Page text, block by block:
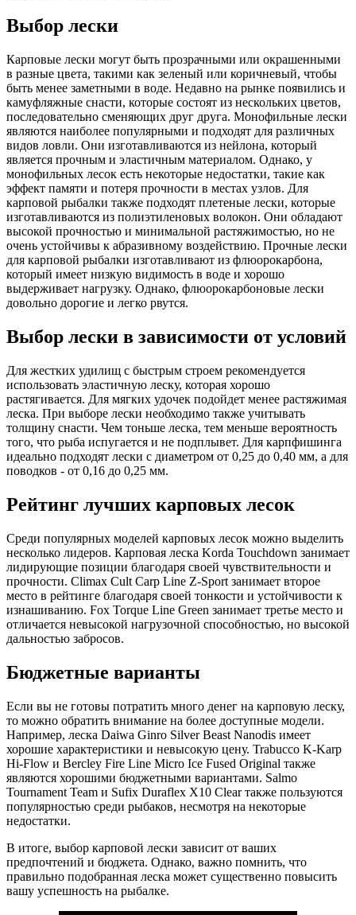
Выбор лески
Карповые лески могут быть прозрачными или окрашенными
в разные цвета, такими как зеленый или коричневый, чтобы
быть менее заметными в воде. Недавно на рынке появились и
камуфляжные снасти, которые состоят из нескольких цветов,
последовательно сменяющих друг друга. Монофильные лески
являются наиболее популярными и подходят для различных
видов ловли. Они изготавливаются из нейлона, который
является прочным и эластичным материалом. Однако, у
монофильных лесок есть некоторые недостатки, такие как
эффект памяти и потеря прочности в местах узлов. Для
карповой рыбалки также подходят плетеные лески, которые
изготавливаются из полиэтиленовых волокон. Они обладают
высокой прочностью и минимальной растяжимостью, но не
очень устойчивы к абразивному воздействию. Прочные лески
для карповой рыбалки изготавливают из флюорокарбона,
который имеет низкую видимость в воде и хорошо
выдерживает нагрузку. Однако, флюорокарбоновые лески
довольно дорогие и легко рвутся.
Выбор лески в зависимости от условий
Для жестких удилищ с быстрым строем рекомендуется
использовать эластичную леску, которая хорошо
растягивается. Для мягких удочек подойдет менее растяжимая
леска. При выборе лески необходимо также учитывать
толщину снасти. Чем тоньше леска, тем меньше вероятность
того, что рыба испугается и не подплывет. Для карпфишинга
идеально подходят лески с диаметром от 0,25 до 0,40 мм, а для
поводков - от 0,16 до 0,25 мм.
Рейтинг лучших карповых лесок
Среди популярных моделей карповых лесок можно выделить
несколько лидеров. Карповая леска Korda Touchdown занимает
лидирующие позиции благодаря своей чувствительности и
прочности. Climax Cult Carp Line Z-Sport занимает второе
место в рейтинге благодаря своей тонкости и устойчивости к
изнашиванию. Fox Torque Line Green занимает третье место и
отличается невысокой нагрузочной способностью, но высокой
дальностью забросов.
Бюджетные варианты
Если вы не готовы потратить много денег на карповую леску,
то можно обратить внимание на более доступные модели.
Например, леска Daiwa Ginro Silver Beast Nanodis имеет
хорошие характеристики и невысокую цену. Trabucco K-Karp
Hi-Flow и Bercley Fire Line Micro Ice Fused Original также
являются хорошими бюджетными вариантами. Salmo
Tournament Team и Sufix Duraflex X10 Clear также пользуются
популярностью среди рыбаков, несмотря на некоторые
недостатки.
В итоге, выбор карповой лески зависит от ваших
предпочтений и бюджета. Однако, важно помнить, что
правильно подобранная леска может существенно повысить
вашу успешность на рыбалке.